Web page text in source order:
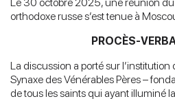
orthodoxe russe s’est tenue à
PROCÈS-
La discussion a porté sur l’institution
Synaxe des Vénérables Pères –
de tous les saints qui ayant illuminé